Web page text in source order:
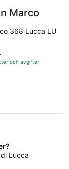
Marco
368 Lucca LU
och avgifter
Lucca